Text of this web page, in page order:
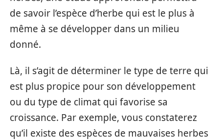
de savoir l’espèce d’herbe qui est le plus à
même à se développer dans un milieu
donné.
Là, il s’agit de déterminer le type de terre qui
est plus propice pour son développement
ou du type de climat qui favorise sa
croissance. Par exemple, vous constaterez
qu’il existe des espèces de mauvaises herbes